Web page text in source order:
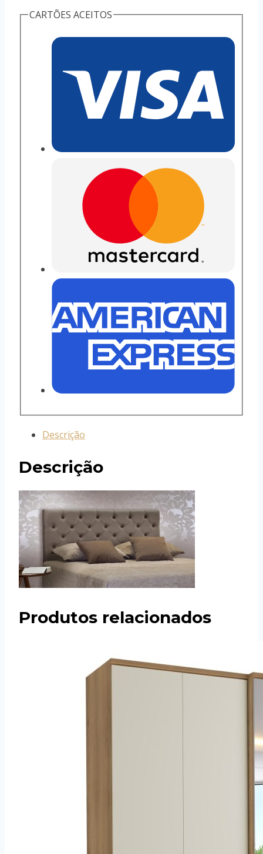
CARTÕES ACEITOS
Descrição
Descrição
Produtos relacionados